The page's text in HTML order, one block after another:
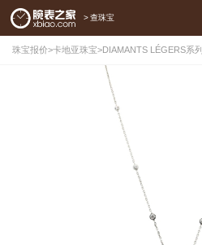
> 查珠宝
珠宝报价>卡地亚珠宝>DIAMANTS LÉGERS系列